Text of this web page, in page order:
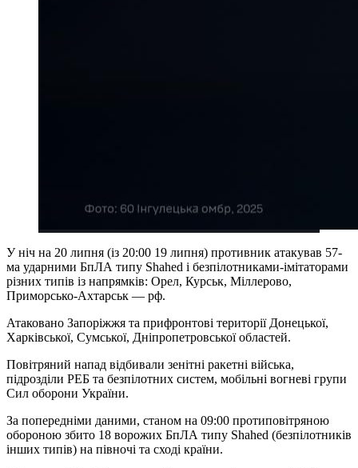
У ніч на 20 липня (із 20:00 19 липня) противник атакував 57-
ма ударними БпЛА типу Shahed і безпілотниками-імітаторами
різних типів із напрямків: Орел, Курськ, Міллерово,
Приморсько-Ахтарськ — рф.
Атаковано Запоріжжя та прифронтові території Донецької,
Харківської, Сумської, Дніпропетровської областей.
Повітряний напад відбивали зенітні ракетні війська,
підрозділи РЕБ та безпілотних систем, мобільні вогневі групи
Сил оборони України.
За попередніми даними, станом на 09:00 протиповітряною
обороною збито 18 ворожих БпЛА типу Shahed (безпілотників
інших типів) на півночі та сході країни.